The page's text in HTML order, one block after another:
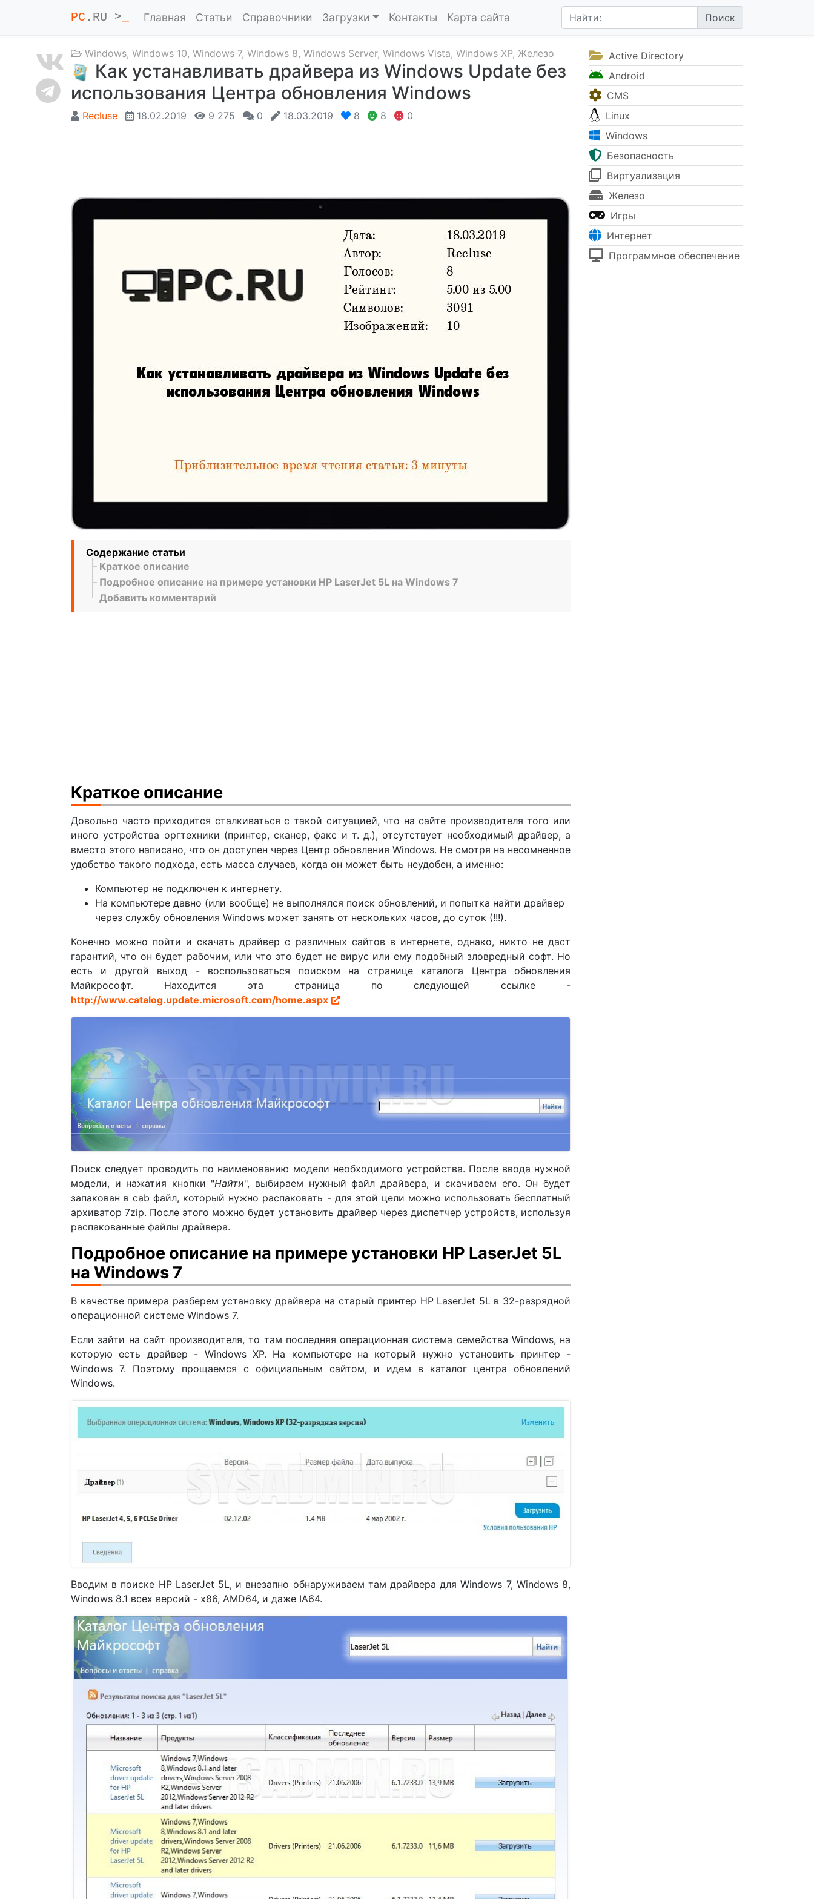
PC .RU > Главная Статьи Справочники Загрузки Контакты Карта сайта
Windows, Windows 10, Windows 7, Windows 8, Windows Server, Windows Vista, Windows XP, Железо
Как устанавливать драйвера из Windows Update без
использования Центра обновления Windows
Recluse 18.02.2019 9 275 0 18.03.2019 8 8 0
Содержание статьи
Краткое описание
Подробное описание на примере установки HP LaserJet 5L на Windows 7
Добавить комментарий
Краткое описание
Довольно часто приходится сталкиваться с такой ситуацией, что на сайте производителя того или
иного устройства оргтехники (принтер, сканер, факс и т. д.), отсутствует необходимый драйвер, а
вместо этого написано, что он доступен через Центр обновления Windows. Не смотря на несомненное
удобство такого подхода, есть масса случаев, когда он может быть неудобен, а именно:
Компьютер не подключен к интернету.
На компьютере давно (или вообще) не выполнялся поиск обновлений, и попытка найти драйвер
через службу обновления Windows может занять от нескольких часов, до суток (!!!).
Конечно можно пойти и скачать драйвер с различных сайтов в интернете, однако, никто не даст
гарантий, что он будет рабочим, или что это будет не вирус или ему подобный зловредный софт. Но
есть и другой выход - воспользоваться поиском на странице каталога Центра обновления
Майкрософт. Находится эта страница по следующей ссылке -
http://www.catalog.update.microsoft.com/home.aspx
Поиск следует проводить по наименованию модели необходимого устройства. После ввода нужной
модели, и нажатия кнопки "Найти", выбираем нужный файл драйвера, и скачиваем его. Он будет
запакован в cab файл, который нужно распаковать - для этой цели можно использовать бесплатный
архиватор 7zip. После этого можно будет установить драйвер через диспетчер устройств, используя
распакованные файлы драйвера.
Подробное описание на примере установки HP LaserJet 5L
на Windows 7
В качестве примера разберем установку драйвера на старый принтер HP LaserJet 5L в 32-разрядной
операционной системе Windows 7.
Если зайти на сайт производителя, то там последняя операционная система семейства Windows, на
которую есть драйвер - Windows XP. На компьютере на который нужно установить принтер -
Windows 7. Поэтому прощаемся с официальным сайтом, и идем в каталог центра обновлений
Windows.
Вводим в поиске HP LaserJet 5L, и внезапно обнаруживаем там драйвера для Windows 7, Windows 8,
Windows 8.1 всех версий - x86, AMD64, и даже IA64.
Active Directory
Android
CMS
Linux
Windows
Безопасность
Виртуализация
Железо
Игры
Интернет
Программное обеспечение